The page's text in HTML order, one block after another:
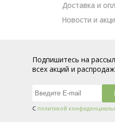
Доставка и
Новости и
Подпишитесь на
всех акций и
С политикой